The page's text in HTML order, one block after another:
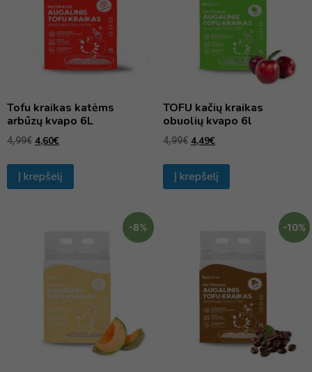
Tofu kraikas katėms
arbūzų kvapo 6L
4,99€ 4,60€
Į krepšelį
TOFU kačių kraikas
obuolių kvapo 6l
4,99€ 4,49€
Į krepšelį
-8% -10%